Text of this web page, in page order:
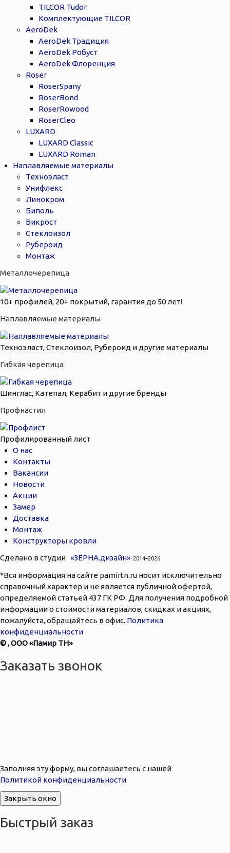
TILCOR Tudor
Комплектующие TILCOR
AeroDek
AeroDek Традиция
AeroDek Робуст
AeroDek Флоренция
Roser
RoserSpany
RoserBond
RoserRowood
RoserCleo
LUXARD
LUXARD Classic
LUXARD Roman
Наплавляемые материалы
Техноэласт
Унифлекс
Линокром
Биполь
Бикрост
Стеклоизол
Рубероид
Монтаж
Металлочерепица
10+ профилей, 20+ покрытий, гарантия до 50 лет!
Наплавляемые материалы
Техноэласт, Стеклоизол, Рубероид и другие материалы
Гибкая черепица
Шинглас, Катепал, Керабит и другие бренды
Профнастил
Профилированный лист
О нас
Контакты
Вакансии
Новости
Акции
Замер
Доставка
Монтаж
Конструкторы кровли
Сделано в студии «ЗЁРНА.дизайн» 2014–2026
*Вся информация на сайте pamirtn.ru носит исключительно
справочный характер и не является публичной офертой,
определяемой статьей 437 ГК РФ. Для получения подробной
информации о стоимости материалов, скидках и акциях,
пожалуйста, обращайтесь в офис. Политика
конфиденциальности
©, ООО «Памир ТН»
Заказать звонок
Заполняя эту форму, вы соглашаетесь с нашей
Политикой конфиденциальности
Закрыть окно
Быстрый заказ